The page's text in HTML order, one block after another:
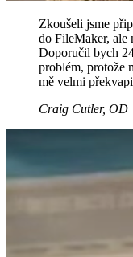
Zkoušeli jsme
do FileMaker, ale
Doporučil bych
problém, protože
mě velmi
Craig Cutler, OD